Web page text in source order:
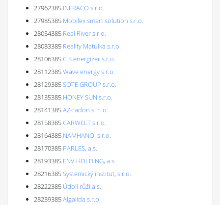
27962385 INFRACO s.r.o.
27985385 Mobilex smart solution s.r.o.
28054385 Real River s.r.o.
28083385 Reality Matulka s.r.o.
28106385C.S.energizer s.r.o.
28112385Wave energy s.r.o.
28129385SOTE GROUP s.r.o.
28135385 HONEY SUN s.r.o.
28141385AZ-radon s. r. o.
28158385CARWELT s.r.o.
28164385 NAMHANOI s.r.o.
28170385 PARLES, a.s.
28193385 ENV HOLDING, a.s.
28216385Systemický institut, s.r.o.
28222385 Údolí růží a.s.
28239385Algalida s.r.o.